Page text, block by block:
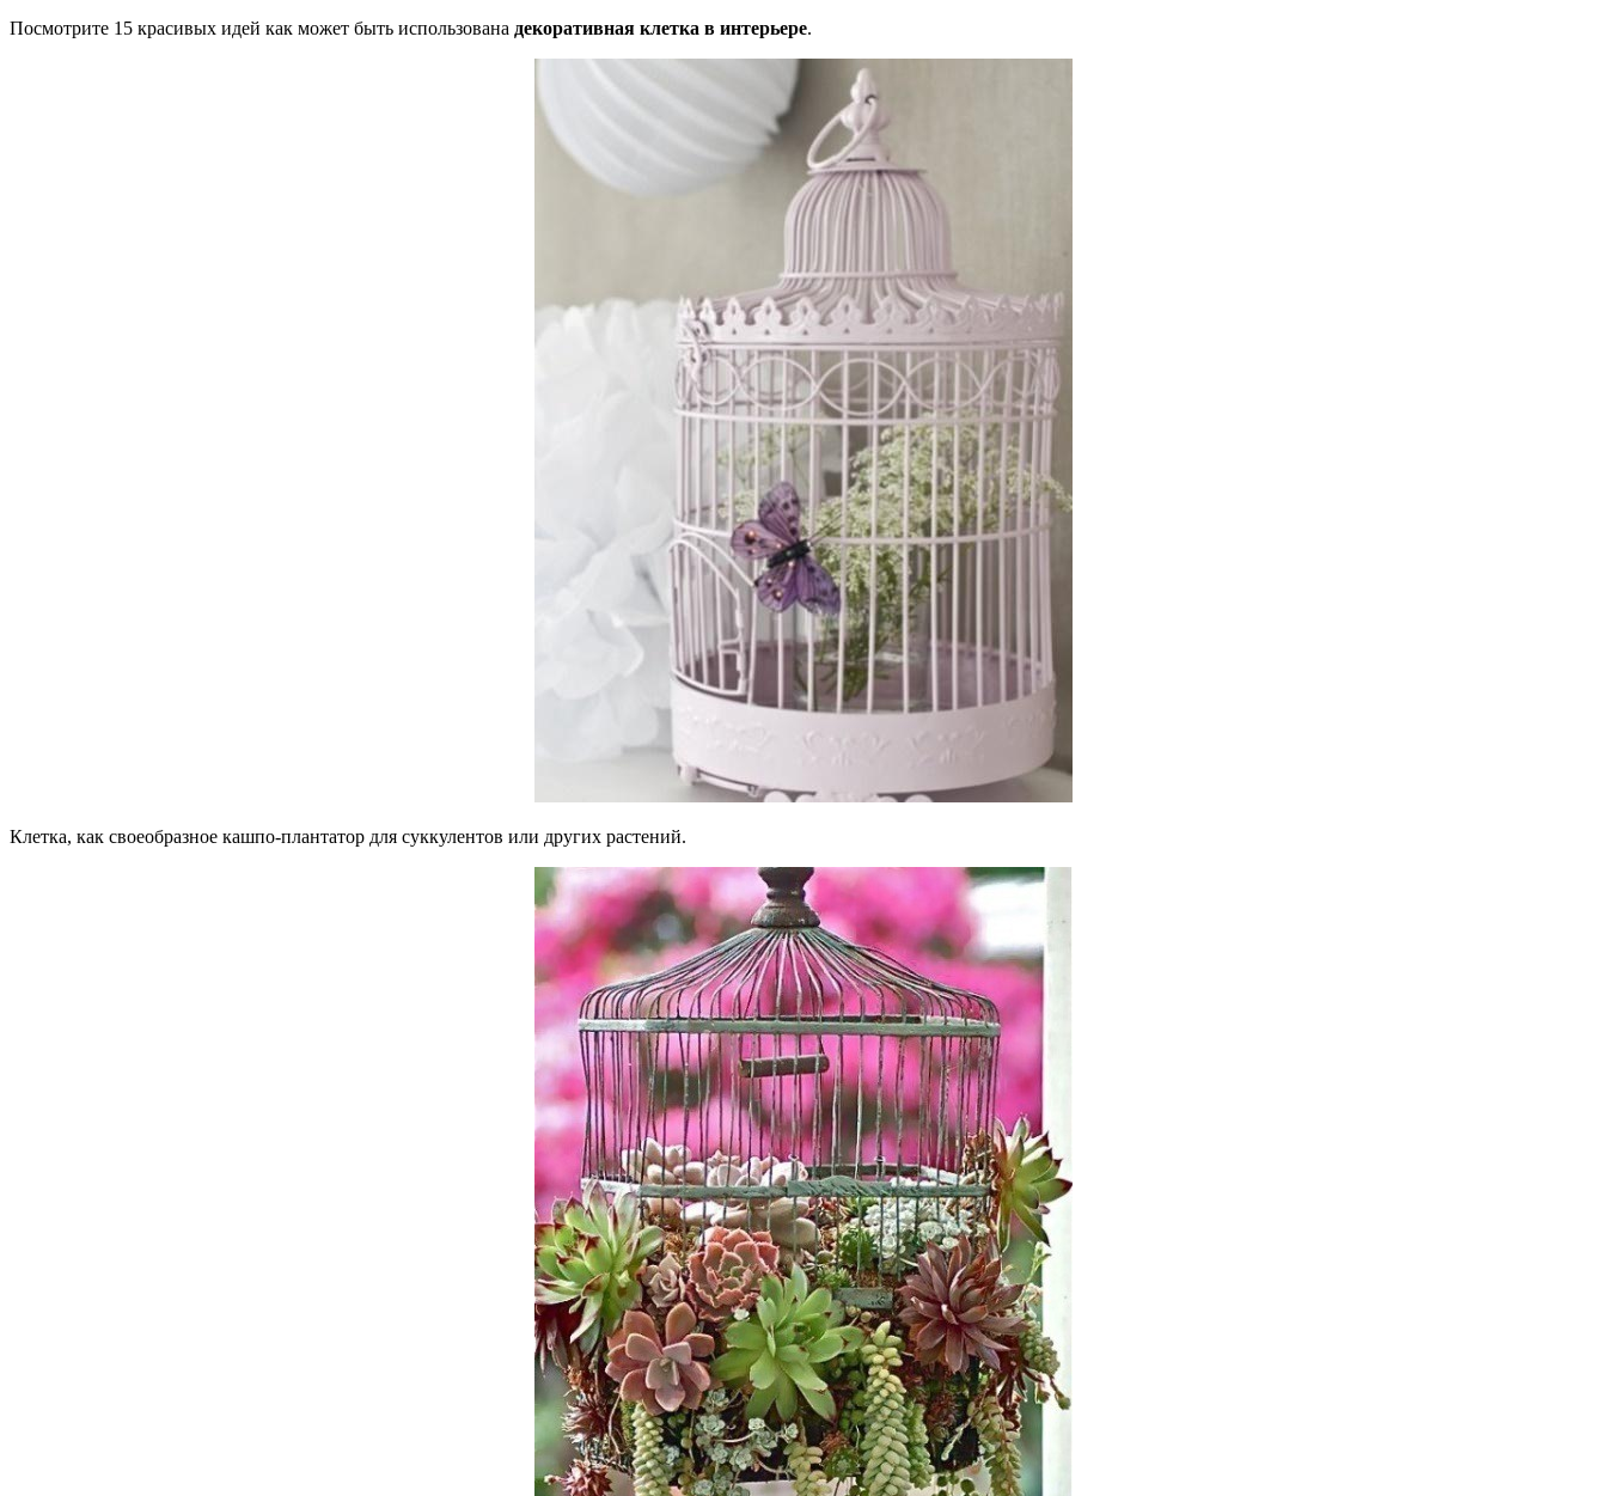
Посмотрите 15 красивых идей как может быть использована декоративная клетка в интерьере.
Клетка, как своеобразное кашпо-плантатор для суккулентов или других растений.